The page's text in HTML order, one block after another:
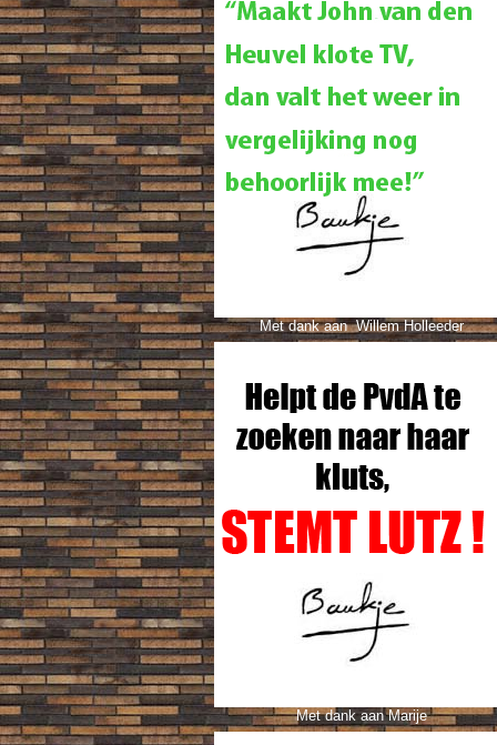
Met dank aan Willem Holleeder
Met dank aan Marije